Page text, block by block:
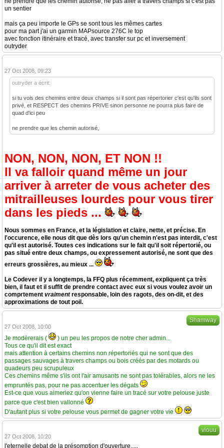
un sentier
mais ça peu importe le GPs se sont tous les mêmes cartes
pour ma part j'ai un garmin MAPsource 276C le top
avec fonction itinéraire et tracé, avec transfer sur pc et inversement
outryder
27 Oct 2008, 09:23
outryder a écrit:
si tu vois des chemins entre deux champs si il sont pas répertorier c'est qu'ils sont
privé, et RESPECT des chemins PRIVE sinon personne ne pourra plus faire de
quad d'ici peu
ne prendre que les chemin autorisé,
NON, NON, NON, ET NON !!
Il va falloir quand même un jour
arriver à arreter de vous acheter des
mitrailleuses lourdes pour vous tirer
dans les pieds ...
Nous sommes en France, et la législation et claire, nette, et précise. En
l'occurence, elle nous dit que dès lors qu'un chemin n'est pas interdit, c'est
qu'il est autorisé. Toutes ces indications sur le fait qu'il soit répertorié, ou
pas situé entre deux champs, ou expressement autorisé, ne sont que des
erreurs grossières, au mieux ...
Le Codever il y a longtemps, la FFQ plus récemment, expliquent ça très
bien, il faut et il suffit de prendre contact avec eux si vous voulez avoir un
comprtement vraimentresponsable, loin des ragots, des on-dit, et des
approximations de tout poil.
Shamway
27 Oct 2008, 10:00
Je modèrerais (
) un peu les propos de notre cher admin...
Tous ce qu'il dit est exact
mais attention à certains chemins non répertoriés qui ne sont que des
passages sauvages à travers champs ou bois créés par des motards ou
quadeurs peu scrupuleux
Ces chemins même s'ils ont l'air amusants ne sont pas tolérables, alors ne les
empruntés pas, pour ne pas accentuer les dégats
Est-ce que vous aimeriez qu'on vienne faire un tracé sur votre pelouse juste
parce que c'est bien vallonné
D'autant plus si votre pelouse vous permet de gagner votre vie
viouu
27 Oct 2008, 10:20
l'eternelle debat de la présomption d'ouverture.....